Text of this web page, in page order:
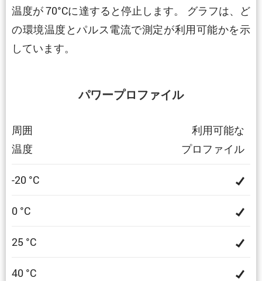
温度が 70°Cに達すると停止します。 グラフは、ど
の環境温度とパルス電流で測定が利用可能かを示
しています。
パワープロファイル
周囲
温度
利用可能な
プロファイル
-20 °C
0 °C
25 °C
40 °C